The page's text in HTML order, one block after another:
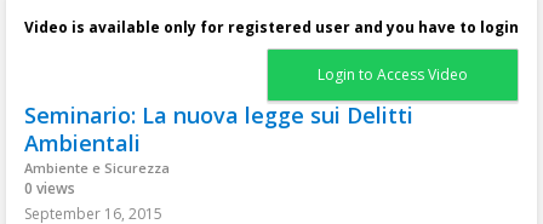
Video is available only for registered user and you have to login
Login to Access Video
Seminario: La nuova legge sui Delitti
Ambientali
Ambiente e Sicurezza
0 views
September 16, 2015